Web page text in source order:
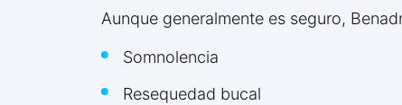
Aunque generalmente es seguro,
Somnolencia
Resequedad bucal